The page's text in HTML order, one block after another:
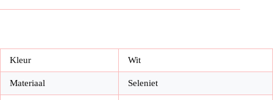
Kleur Wit
Materiaal Seleniet